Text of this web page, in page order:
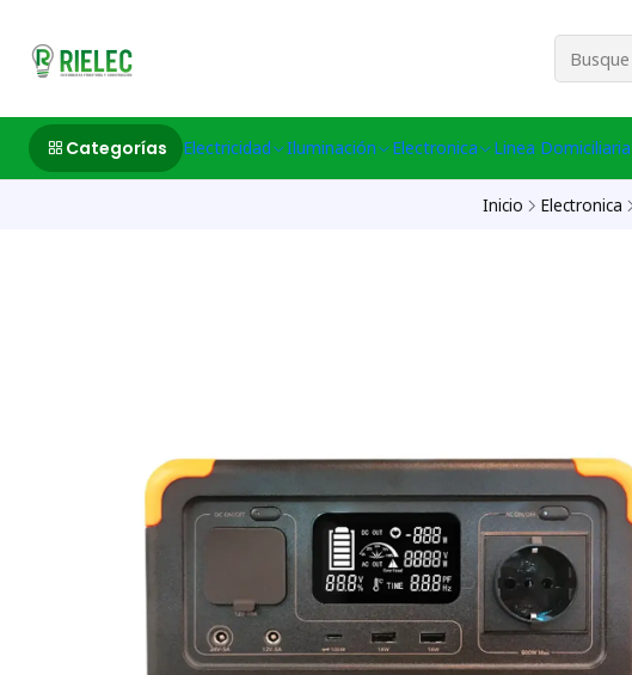
Categorías Electricidad Iluminación Electronica Linea Domiciliaria
Inicio Electronica